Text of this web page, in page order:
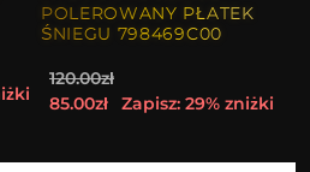
POLEROWANY PŁATEK
ŚNIEGU 798469C00
120.00zł
85.00zł
Zapisz: 29% zniżki